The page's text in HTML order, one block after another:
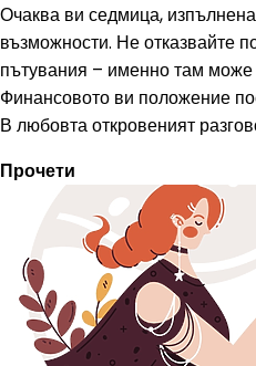
Очаква ви седмица,
възможности. Не отказвайте
пътувания – именно там
Финансовото ви положение
В любовта откровеният
Прочети